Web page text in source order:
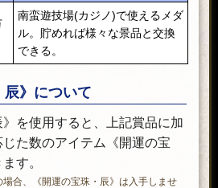
南蛮遊技場(カジノ)で使えるメダ
ル。貯めれば様々な景品と交換
できる。
辰》について
》を使用すると、上記賞品に加
た数のアイテム《開運の宝
す。
合、《開運の宝珠・辰》は入手しませ